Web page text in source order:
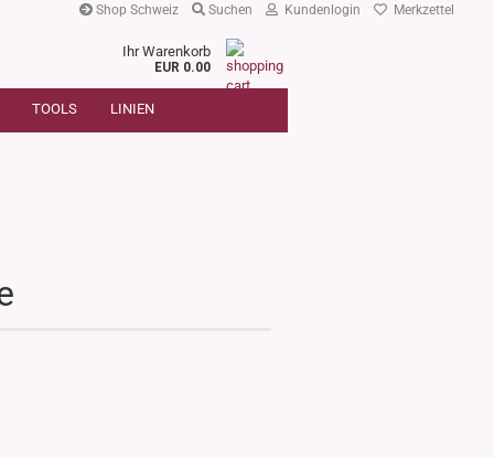
Shop Schweiz Suchen
SUCHE
oder
Kundenlogin
E-Mail
Merkzettel
Ihr Warenkorb
EUR 0.00
TOOLS LINIEN